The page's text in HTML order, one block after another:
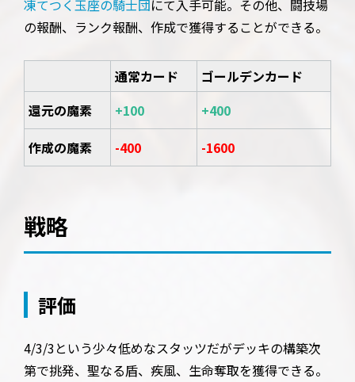
凍てつく玉座の騎士団にて入手可能。その他、闘技場
の報酬、ランク報酬、作成で獲得することができる。
通常カード
ゴールデンカード
還元の魔素
+100
+400
作成の魔素
-400 -1600
戦略
評価
4/3/3という少々低めなスタッツだがデッキの構築次
第で挑発、聖なる盾、疾風、生命奪取を獲得できる。